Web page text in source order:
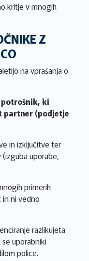
kritje v mnogih
Z
na vprašanja o
potrošnik, ki
partner (podjetje
in izključitve ter
uporabe,
primerih
ni vedno
razlikujeta
uporabniki
police.